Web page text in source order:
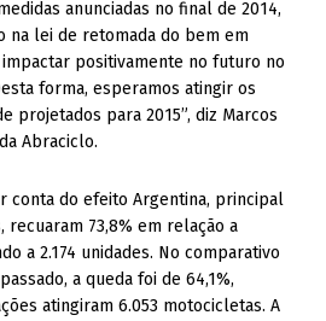
anunciadas no final de 2014,
na lei de retomada do bem em
positivamente no futuro no
forma, esperamos atingir os
projetados para 2015”, diz Marcos
Abraciclo.
conta do efeito Argentina, principal
recuaram 73,8% em relação a
a 2.174 unidades. No comparativo
a queda foi de 64,1%,
atingiram 6.053 motocicletas. A